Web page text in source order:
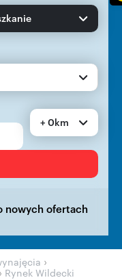
+ 0km
nowych ofertach
›
›Rynek Wildecki